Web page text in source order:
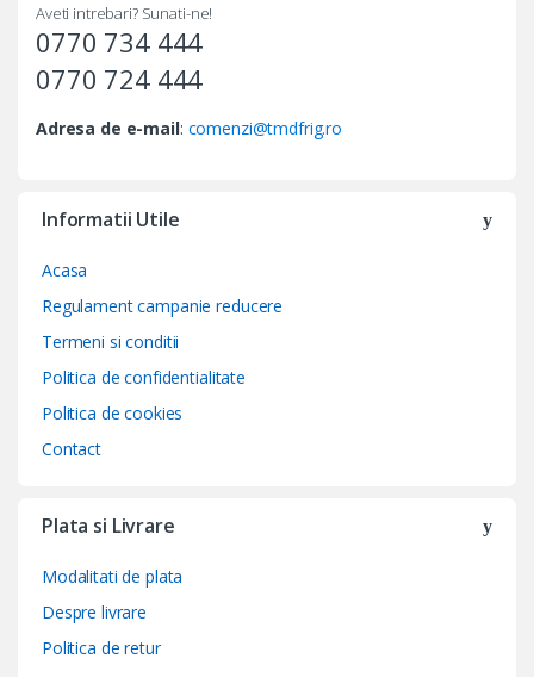
Aveti intrebari? Sunati-ne!
0770 734 444
0770 724 444
Adresa de e-mail: comenzi@tmdfrig.ro
Informatii Utile
Acasa
Regulament campanie reducere
Termeni si conditii
Politica de confidentialitate
Politica de cookies
Contact
Plata si Livrare
Modalitati de plata
Despre livrare
Politica de retur